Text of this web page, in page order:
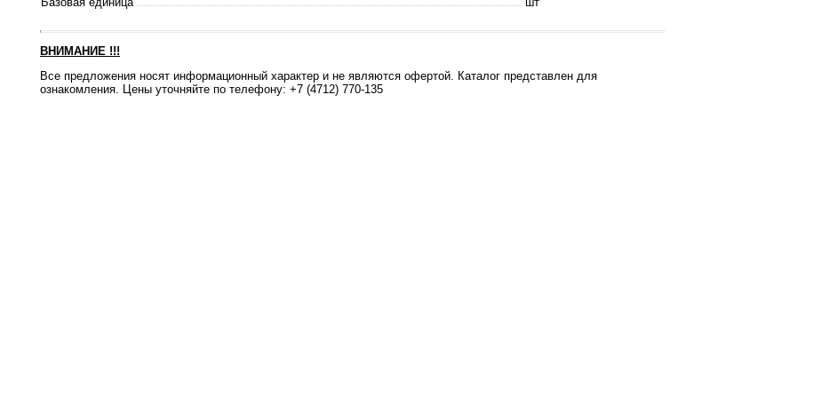
ВНИМАНИЕ !!!
Все предложения носят информационный характер и не являются офертой. Каталог представлен для
ознакомления. Цены уточняйте по телефону: +7 (4712) 770-135